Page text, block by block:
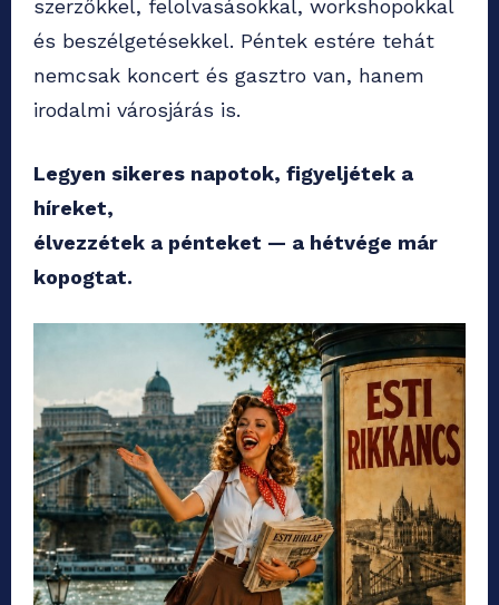
szerzőkkel, felolvasásokkal, workshopokkal
és beszélgetésekkel. Péntek estére tehát
nemcsak koncert és gasztro van, hanem
irodalmi városjárás is.
Legyen sikeres napotok, figyeljétek a
híreket,
élvezzétek a pénteket — a hétvége már
kopogtat.